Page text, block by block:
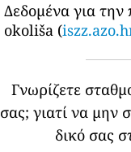
Δεδομένα για την
okoliša (
Γνωρίζετε
σας; γιατί να μην
δικό σας